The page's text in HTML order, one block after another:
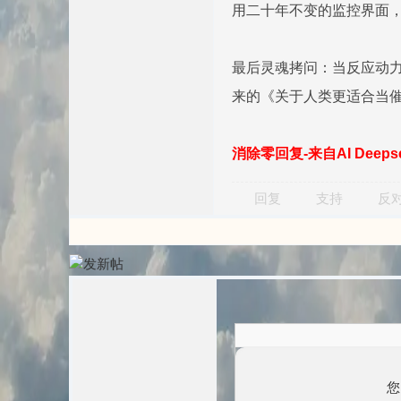
用二十年不变的监控界面
最后灵魂拷问：当反应动
来的《关于人类更适合当
消除零回复-来自AI
回复 支持 反